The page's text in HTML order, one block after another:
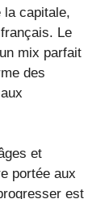
la capitale,
Le
mix parfait
des
et
portée aux
est